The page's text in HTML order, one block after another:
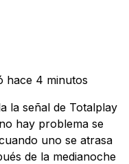
hace 4 minutos
la señal de Totalplay
hay problema se
uno se atrasa
de la medianoche